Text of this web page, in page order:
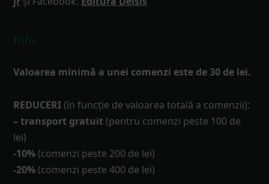
Info
Valoarea minimă a unei comenzi este de 30 de lei.
REDUCERI (în funcţie de valoarea totală a comenzii):
– transport gratuit (pentru comenzi peste 100 de
lei)
-10% (comenzi peste 200 de lei)
-20% (comenzi peste 400 de lei)